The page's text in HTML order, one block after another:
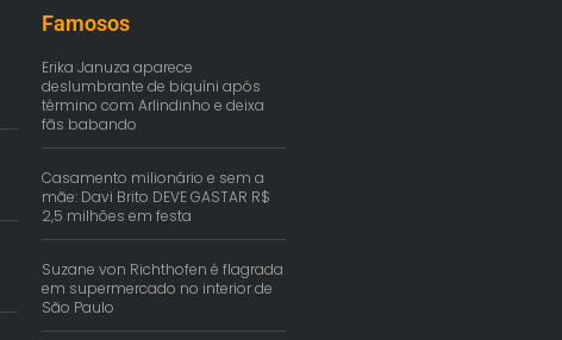
Famosos
Erika Januza aparece
deslumbrante de biquíni após
término com Arlindinho e deixa
fãs babando
Casamento milionário e sem a
mãe: Davi Brito DEVE GASTAR R$
2,5 milhões em festa
Suzane von Richthofen é flagrada
em supermercado no interior de
São Paulo